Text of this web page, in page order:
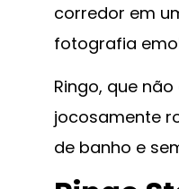
corredor em
fotografia
Ringo, que
jocosamente
de banho e